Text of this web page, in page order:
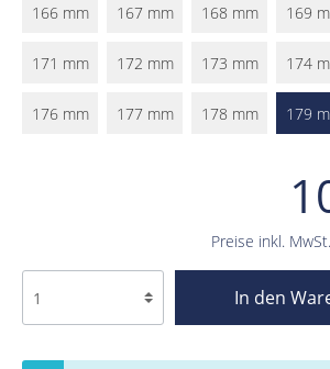
Preise inkl.
166 mm 167 mm 168 mm 169
171 mm 172 mm 173 mm 174
176 mm 177 mm 178 mm 179
In den